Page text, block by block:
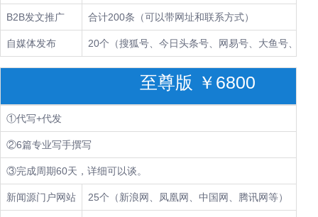
B2B发文推广 合计200条（可以带网址和联系方式）
自媒体发布 20个（搜狐号、今日头条号、网易号、大鱼号、东
至尊版 ￥6800
①代写+代发
②6篇专业写手撰写
③完成周期60天，详细可以谈。
新闻源门户网站 25个（新浪网、凤凰网、中国网、腾讯网等）